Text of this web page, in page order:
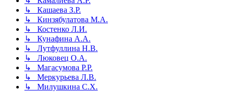
↳ Кашаева З.Р.
↳ Кинзябулатова М.А.
↳ Костенко Л.И.
↳ Кунафина А.А.
↳ Лутфуллина Н.В.
↳ Люковец О.А.
↳ Магасумова Р.Р.
↳ Меркурьева Л.В.
↳ Милушкина С.Х.